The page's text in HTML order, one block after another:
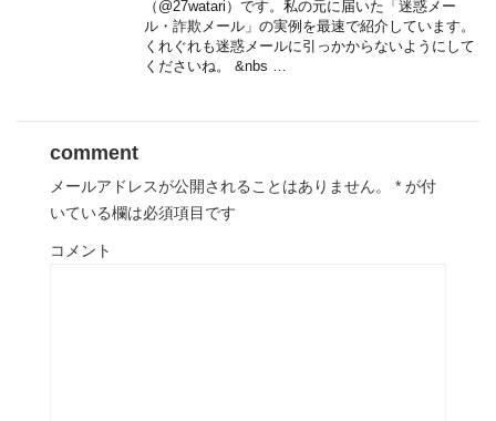
（@27watari）です。私の元に届いた「迷惑メー
ル・詐欺メール」の実例を最速で紹介しています。
くれぐれも迷惑メールに引っかからないようにして
くださいね。 &nbs …
comment
メールアドレスが公開されることはありません。 * が付
いている欄は必須項目です
コメント